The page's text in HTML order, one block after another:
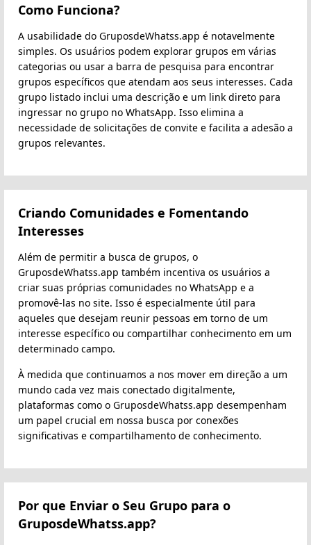
Como Funciona?
A usabilidade do GruposdeWhatss.app é notavelmente
simples. Os usuários podem explorar grupos em várias
categorias ou usar a barra de pesquisa para encontrar
grupos específicos que atendam aos seus interesses. Cada
grupo listado inclui uma descrição e um link direto para
ingressar no grupo no WhatsApp. Isso elimina a
necessidade de solicitações de convite e facilita a adesão a
grupos relevantes.
Criando Comunidades e Fomentando
Interesses
Além de permitir a busca de grupos, o
GruposdeWhatss.app também incentiva os usuários a
criar suas próprias comunidades no WhatsApp e a
promovê-las no site. Isso é especialmente útil para
aqueles que desejam reunir pessoas em torno de um
interesse específico ou compartilhar conhecimento em um
determinado campo.
À medida que continuamos a nos mover em direção a um
mundo cada vez mais conectado digitalmente,
plataformas como o GruposdeWhatss.app desempenham
um papel crucial em nossa busca por conexões
significativas e compartilhamento de conhecimento.
Por que Enviar o Seu Grupo para o
GruposdeWhatss.app?